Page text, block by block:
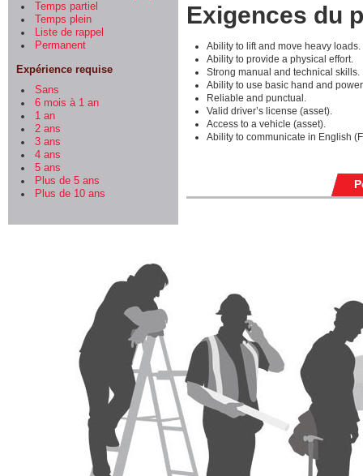
Temps partiel
Temps plein
Liste de rappel
Permanent
Expérience requise
Sans
6 mois à 1 an
1 an
2 ans
3 ans
4 ans
5 ans
Plus de 5 ans
Plus de 10 ans
Exigences du
Ability to lift and move heavy loads.
Ability to provide a physical effort.
Strong manual and technical skills.
Ability to use basic hand and
Reliable and punctual.
Valid driver’s license (asset).
Access to a vehicle (asset).
Ability to communicate in English